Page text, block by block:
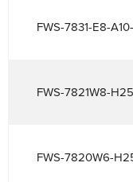
FWS-7831-E8-
FWS-7821W8-
FWS-7820W6-